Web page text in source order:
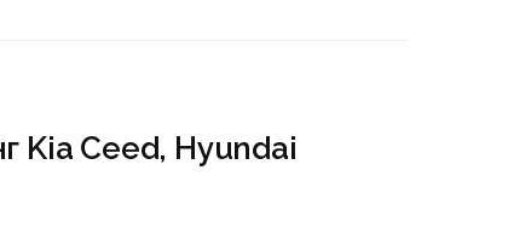
Kia Ceed, Hyundai